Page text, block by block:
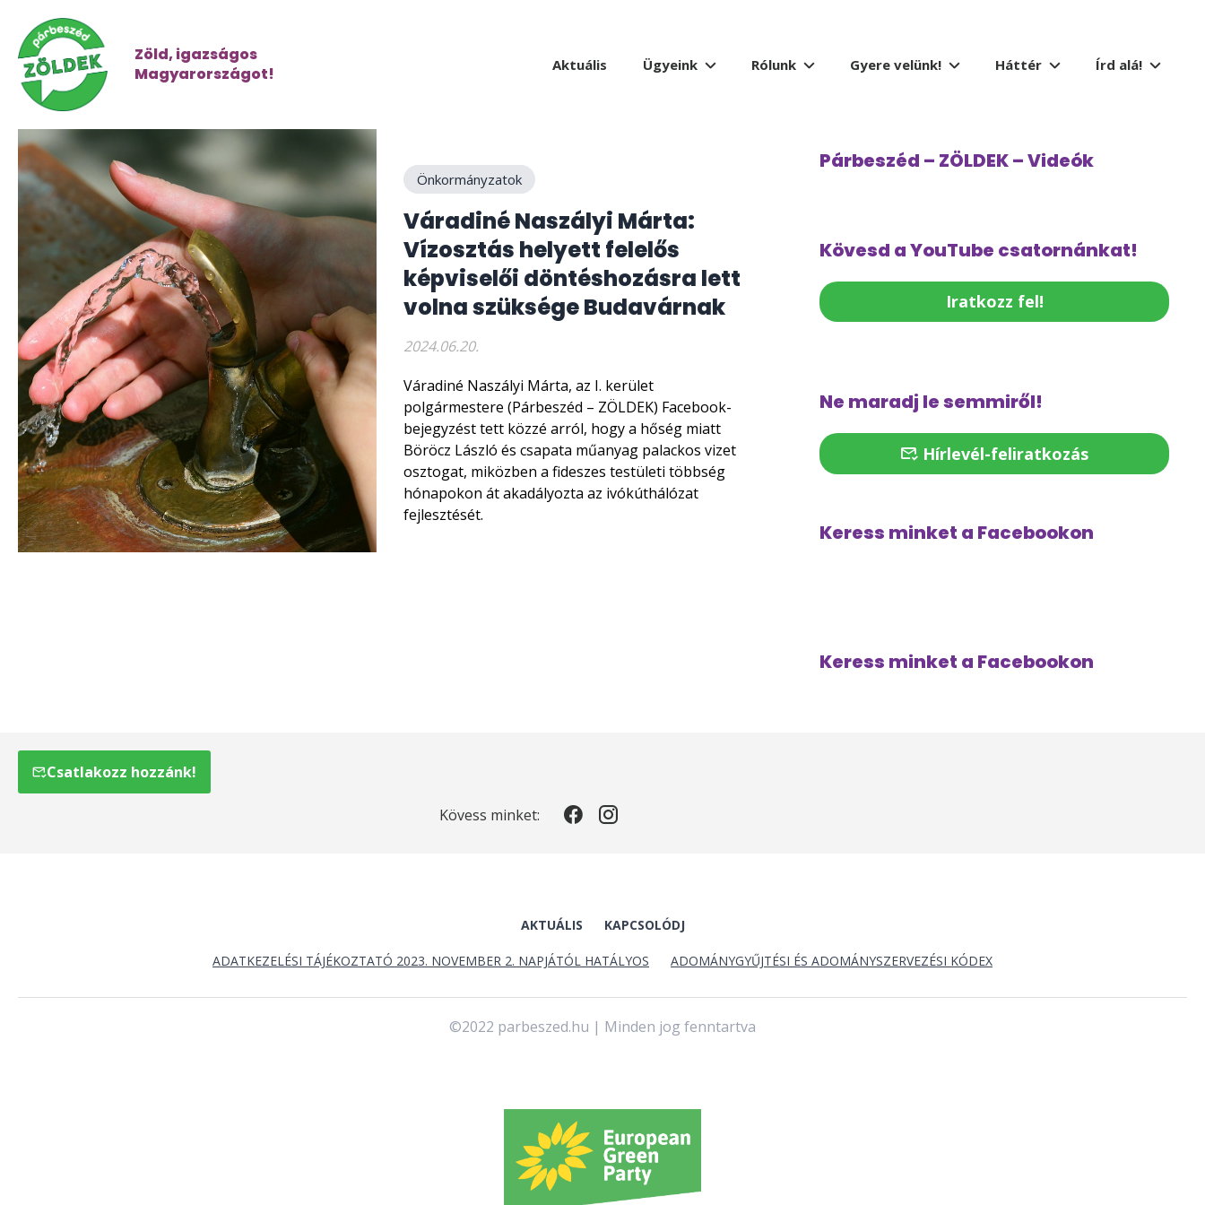
Zöld, igazságos
Magyarországot!
Aktuális Ügyeink Rólunk Gyere velünk! Háttér Írd alá!
Önkormányzatok
Váradiné Naszályi Márta:
Vízosztás helyett felelős
képviselői döntéshozásra lett
volna szüksége Budavárnak
2024.06.20.
Váradiné Naszályi Márta, az I. kerület
polgármestere (Párbeszéd – ZÖLDEK) Facebook-
bejegyzést tett közzé arról, hogy a hőség miatt
Böröcz László és csapata műanyag palackos vizet
osztogat, miközben a fideszes testületi többség
hónapokon át akadályozta az ivókúthálózat
fejlesztését.
Párbeszéd – ZÖLDEK – Videók
Kövesd a YouTube csatornánkat!
Iratkozz fel!
Ne maradj le semmiről!
Hírlevél-feliratkozás
Keress minket a Facebookon
Keress minket a Facebookon
Csatlakozz hozzánk!
Kövess minket:
AKTUÁLIS KAPCSOLÓDJ
ADATKEZELÉSI TÁJÉKOZTATÓ 2023. NOVEMBER 2. NAPJÁTÓL HATÁLYOS ADOMÁNYGYŰJTÉSI ÉS ADOMÁNYSZERVEZÉSI KÓDEX
©2022 parbeszed.hu | Minden jog fenntartva